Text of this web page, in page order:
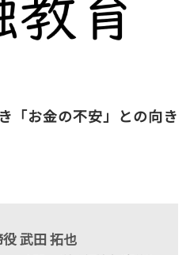
「お金の不安」との向き
武田 拓也